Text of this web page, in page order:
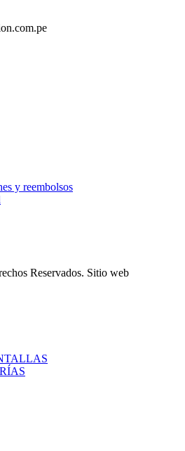
y reembolsos
Reservados. Sitio web